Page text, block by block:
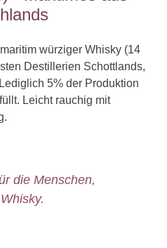
würziger Whisky (14
Destillerien Schottlands,
5% der Produktion
Leicht rauchig mit
die Menschen,